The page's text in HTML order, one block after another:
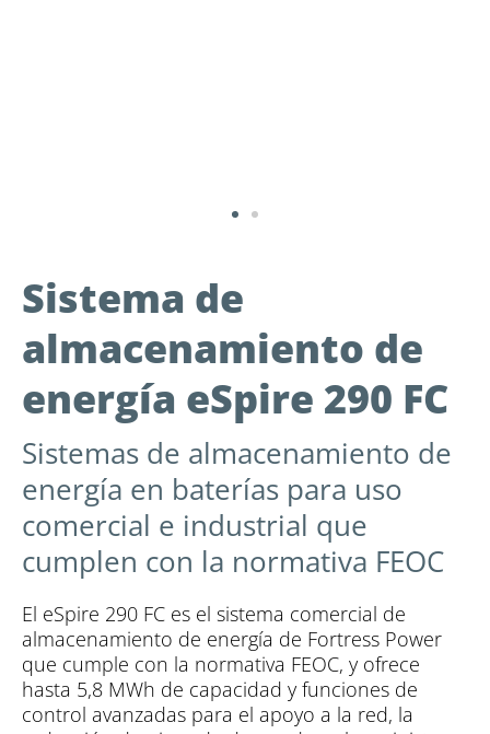
Sistema de
almacenamiento de
energía eSpire 290 FC
Sistemas de almacenamiento de
energía en baterías para uso
comercial e industrial que
cumplen con la normativa FEOC
El eSpire 290 FC es el sistema comercial de
almacenamiento de energía de Fortress Power
que cumple con la normativa FEOC, y ofrece
hasta 5,8 MWh de capacidad y funciones de
control avanzadas para el apoyo a la red, la